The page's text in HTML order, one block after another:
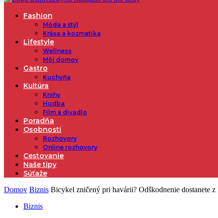
Fashion
Móda a štýl
Krása a kozmetika
Lifestyle
Wellness
Môj domov
Gastro
Kuchyňa
Kultúra
Knihy
Hudba
Film a divadlo
Poradňa
Osobnosti
Rozhovory
Online rozhovory
Cestovanie
Naše tipy
Súťaže
Domov Biznis Bicykel zničený pri havárii? Odškodnenie dostanete z
Biznis